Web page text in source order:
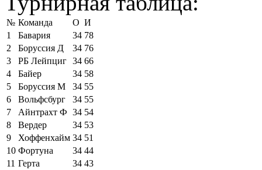
№ Команда О И
1
Бавария 34 78
2
Боруссия Д 34 76
3
РБ Лейпциг 34 66
4
Байер 34 58
5
Боруссия М 34 55
6
Вольфсбург 34 55
7
Айнтрахт Ф 34 54
8
Вердер 34 53
9
Хоффенхайм 34 51
10 Фортуна 34 44
11 Герта 34 43